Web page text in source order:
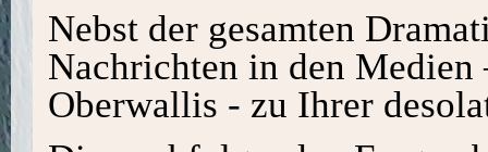
Nebst der gesamten
Nachrichten in den Medien
Oberwallis - zu Ihrer